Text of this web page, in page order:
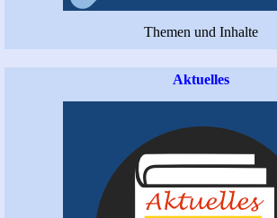
Themen und Inhalte
Aktuelles